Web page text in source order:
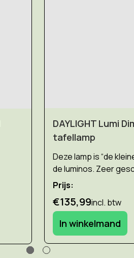
DAYLIGHT Lumi
tafellamp
Deze lamp is “de
de luminos. Zeer
bureauwerk.
Prijs:
€135,99incl. btw
In winkelmand